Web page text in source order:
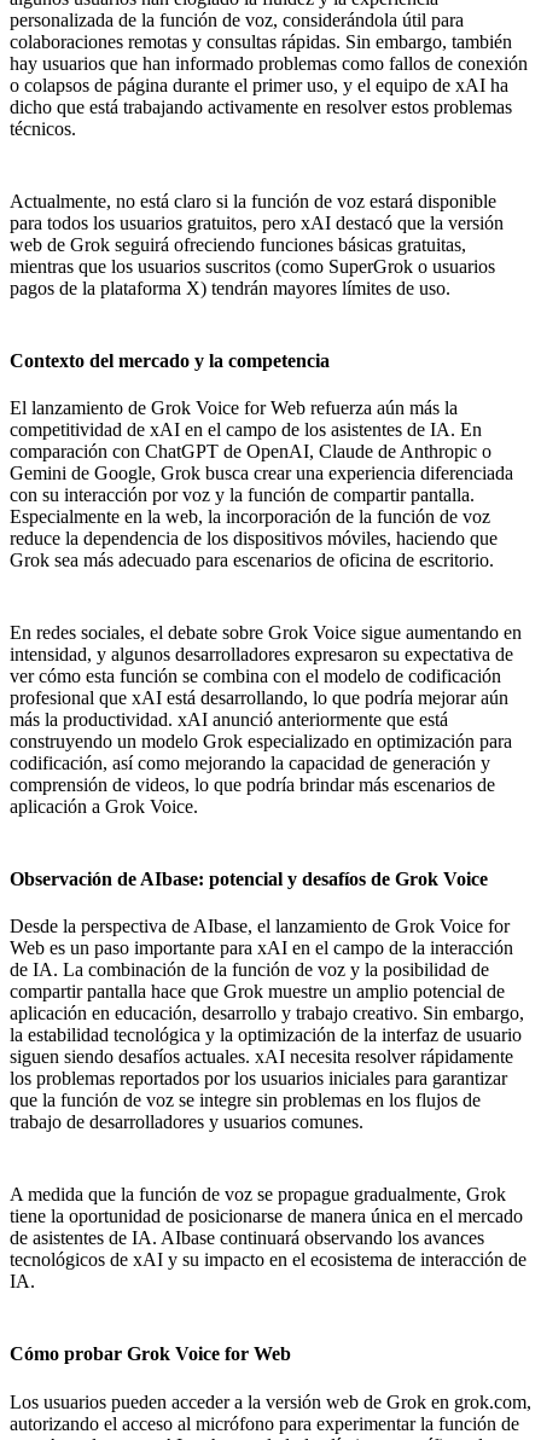
personalizada de la función de voz, considerándola útil para
colaboraciones remotas y consultas rápidas. Sin embargo, también
hay usuarios que han informado problemas como fallos de conexión
o colapsos de página durante el primer uso, y el equipo de xAI ha
dicho que está trabajando activamente en resolver estos problemas
técnicos.
Actualmente, no está claro si la función de voz estará disponible
para todos los usuarios gratuitos, pero xAI destacó que la versión
web de Grok seguirá ofreciendo funciones básicas gratuitas,
mientras que los usuarios suscritos (como SuperGrok o usuarios
pagos de la plataforma X) tendrán mayores límites de uso.
Contexto del mercado y la competencia
El lanzamiento de Grok Voice for Web refuerza aún más la
competitividad de xAI en el campo de los asistentes de IA. En
comparación con ChatGPT de OpenAI, Claude de Anthropic o
Gemini de Google, Grok busca crear una experiencia diferenciada
con su interacción por voz y la función de compartir pantalla.
Especialmente en la web, la incorporación de la función de voz
reduce la dependencia de los dispositivos móviles, haciendo que
Grok sea más adecuado para escenarios de oficina de escritorio.
En redes sociales, el debate sobre Grok Voice sigue aumentando en
intensidad, y algunos desarrolladores expresaron su expectativa de
ver cómo esta función se combina con el modelo de codificación
profesional que xAI está desarrollando, lo que podría mejorar aún
más la productividad. xAI anunció anteriormente que está
construyendo un modelo Grok especializado en optimización para
codificación, así como mejorando la capacidad de generación y
comprensión de videos, lo que podría brindar más escenarios de
aplicación a Grok Voice.
Observación de AIbase: potencial y desafíos de Grok Voice
Desde la perspectiva de AIbase, el lanzamiento de Grok Voice for
Web es un paso importante para xAI en el campo de la interacción
de IA. La combinación de la función de voz y la posibilidad de
compartir pantalla hace que Grok muestre un amplio potencial de
aplicación en educación, desarrollo y trabajo creativo. Sin embargo,
la estabilidad tecnológica y la optimización de la interfaz de usuario
siguen siendo desafíos actuales. xAI necesita resolver rápidamente
los problemas reportados por los usuarios iniciales para garantizar
que la función de voz se integre sin problemas en los flujos de
trabajo de desarrolladores y usuarios comunes.
A medida que la función de voz se propague gradualmente, Grok
tiene la oportunidad de posicionarse de manera única en el mercado
de asistentes de IA. AIbase continuará observando los avances
tecnológicos de xAI y su impacto en el ecosistema de interacción de
IA.
Cómo probar Grok Voice for Web
Los usuarios pueden acceder a la versión web de Grok en grok.com,
autorizando el acceso al micrófono para experimentar la función de